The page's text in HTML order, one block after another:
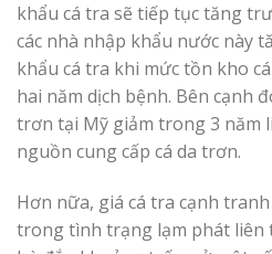
khẩu cá tra sẽ tiếp tục tăng
các nhà nhập khẩu nước này
khẩu cá tra khi mức tồn kho
hai năm dịch bệnh. Bên cạnh
trơn tại Mỹ giảm trong 3 năm
nguồn cung cấp cá da trơn.
Hơn nữa, giá cá tra cạnh
trong tình trạng lạm phát liên